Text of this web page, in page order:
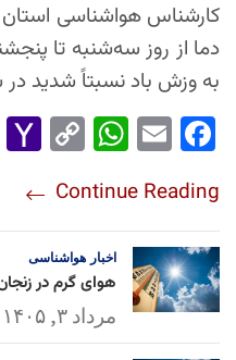
کارشناس هواشناسی
دما از روز سه‌شنبه تا
به وزش باد نسبتاً شدید
Fac
ok
Em
Wh
Ap
p
Co
Lin
k
l
Continue Reading
اخبار هواشناسی
هوای گرم در
مرداد ۳, ۱۴۰۵